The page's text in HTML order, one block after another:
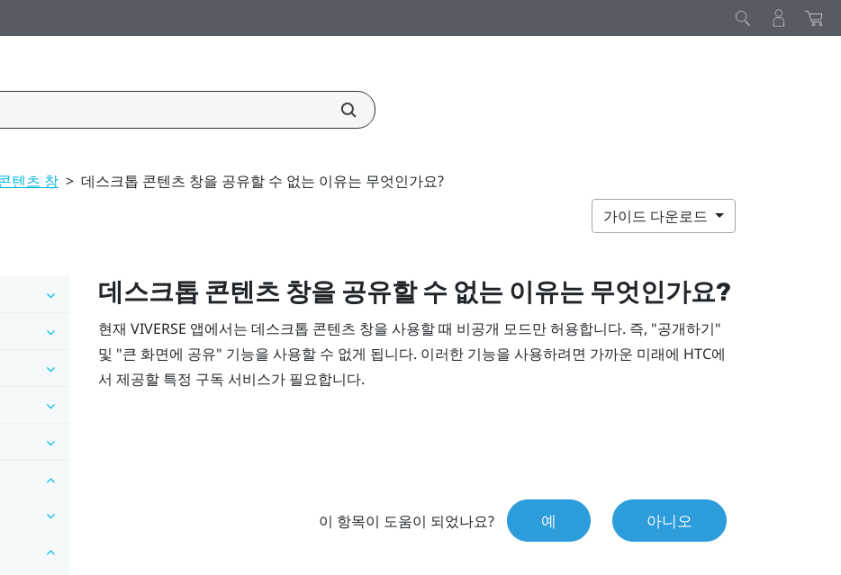
텐츠 창 > 데스크톱 콘텐츠 창을 공유할 수 없는 이유는 무엇인가요?
가이드 다운로드
데스크톱 콘텐츠 창을 공유할 수 없는 이유는 무엇인가요?
현재 VIVERSE 앱에서는 데스크톱 콘텐츠 창을 사용할 때 비공개 모드만 허용합니다. 즉, "‍공개하기"‍
및 "‍큰 화면에 공유"‍ 기능을 사용할 수 없게 됩니다. 이러한 기능을 사용하려면 가까운 미래에 HTC에
서 제공할 특정 구독 서비스가 필요합니다.
이 항목이 도움이 되었나요? 예 아니오